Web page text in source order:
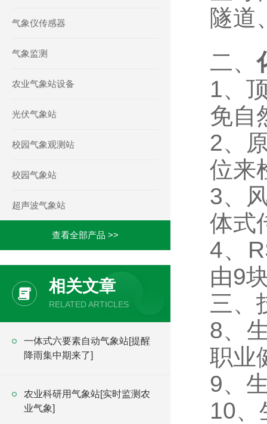
气象仪传感器
气象监测
农业气象站设备
光伏气象站
校园气象观测站
校园气象站
超声波气象站
查看全部产品 >>
相关文章
RELATED ARTICLES
一体式六要素自动气象站[提醒
降雨集中期来了]
农业科研用气象站[实时监测农
业气象]
隧道
二、
1、
免自
2、
位来
3、
体式
4、
由9
三、
8、
职业
9、
10、